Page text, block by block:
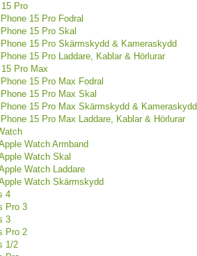
Pro
15 Pro Fodral
15 Pro Skal
15 Pro Skärmskydd & Kameraskydd
15 Pro Laddare, Kablar & Hörlurar
Pro Max
15 Pro Max Fodral
15 Pro Max Skal
15 Pro Max Skärmskydd & Kameraskydd
15 Pro Max Laddare, Kablar & Hörlurar
Watch Armband
Watch Skal
Watch Laddare
Watch Skärmskydd
4
Pro 3
3
Pro 2
1/2